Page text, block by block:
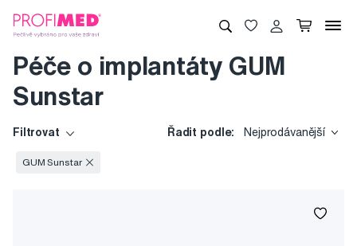
Péče o implantáty GUM
Sunstar
Filtrovat Řadit podle: Nejprodávanější
GUM Sunstar